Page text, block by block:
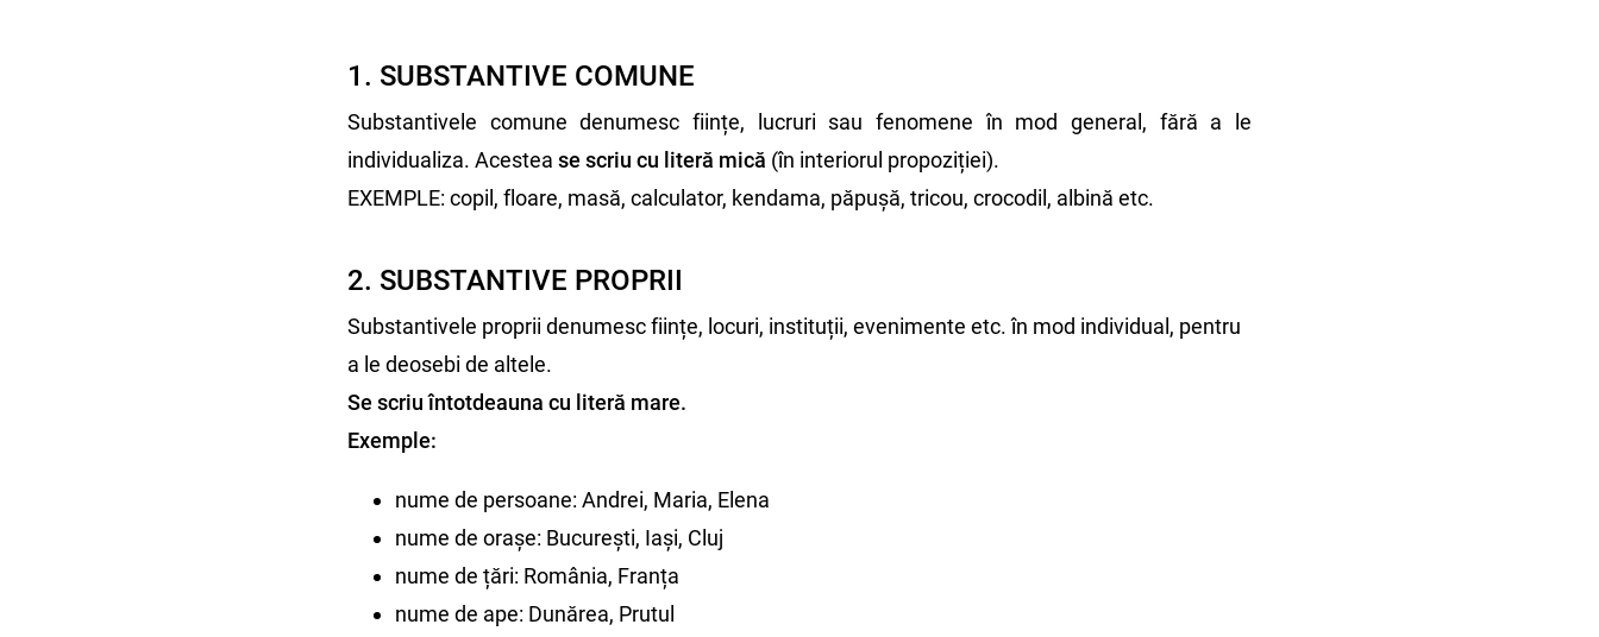
1. SUBSTANTIVE COMUNE
Substantivele comune denumesc ființe, lucruri sau fenomene în mod general, fără a le
individualiza. Acestea se scriu cu literă mică (în interiorul propoziției).
EXEMPLE: copil, floare, masă, calculator, kendama, păpușă, tricou, crocodil, albină etc.
2. SUBSTANTIVE PROPRII
Substantivele proprii denumesc ființe, locuri, instituții, evenimente etc. în mod individual, pentru
a le deosebi de altele.
Se scriu întotdeauna cu literă mare.
Exemple:
nume de persoane: Andrei, Maria, Elena
nume de orașe: București, Iași, Cluj
nume de țări: România, Franța
nume de ape: Dunărea, Prutul